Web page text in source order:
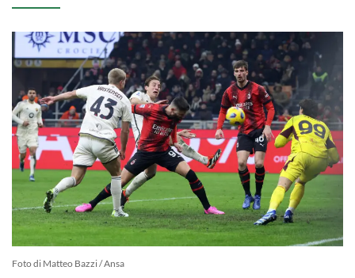
Foto di Matteo Bazzi / Ansa